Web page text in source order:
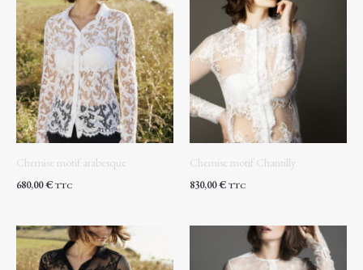
Chemise motif arabesque
680,00€ TTC
Chemise motif Chantilly
830,00€ TTC